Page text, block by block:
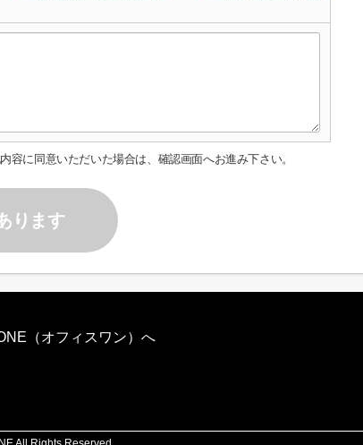
容に同意いただいた場合は、確認画面へお進み下さい。
ります
（オフィスワン）へ